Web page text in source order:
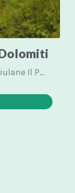
Il Parco Naturale delle Dolomiti Friulane Il Parco Naturale Regionale delle Dolomiti...